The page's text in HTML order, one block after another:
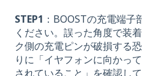
STEP1 ：BOOSTの充電端
ください。誤った角度で装
ク側の充電ピンが破損する
りに「イヤフォンに向かっ
されていること」を確認して